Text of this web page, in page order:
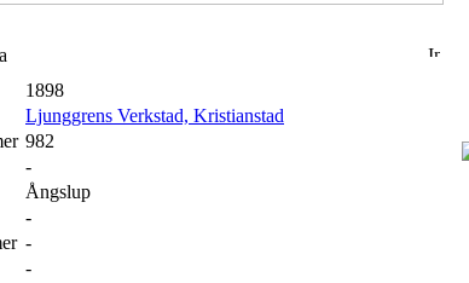
1898
Ljunggrens Verkstad, Kristianstad
982
-
Ångslup
-
-
-